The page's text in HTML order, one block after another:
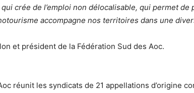
crée de l’emploi non délocalisable, qui permet
accompagne nos territoires dans une
et président de la Fédération Sud des Aoc.
réunit les syndicats de 21 appellations d’origine